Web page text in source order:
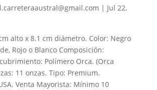
| Jul 22,
alto x 8.1 cm diámetro. Color: Negro
Rojo o Blanco Composición:
Polímero Orca. (Orca
11 onzas. Tipo: Premium.
Venta Mayorista: Mínimo 10